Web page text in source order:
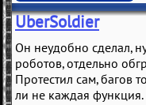
UberSoldier
Он неудобно сделал,
роботов, отдельно
Протестил сам, багов
ли не каждая функция.